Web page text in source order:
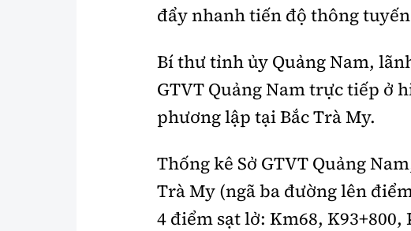
đẩy nhanh tiến độ thông
Bí thư tỉnh ủy Quảng Nam,
GTVT Quảng Nam trực tiếp ở
phương lập tại Bắc Trà My.
Thống kê Sở GTVT Quảng
Trà My (ngã ba đường lên
4 điểm sạt lở: Km68,